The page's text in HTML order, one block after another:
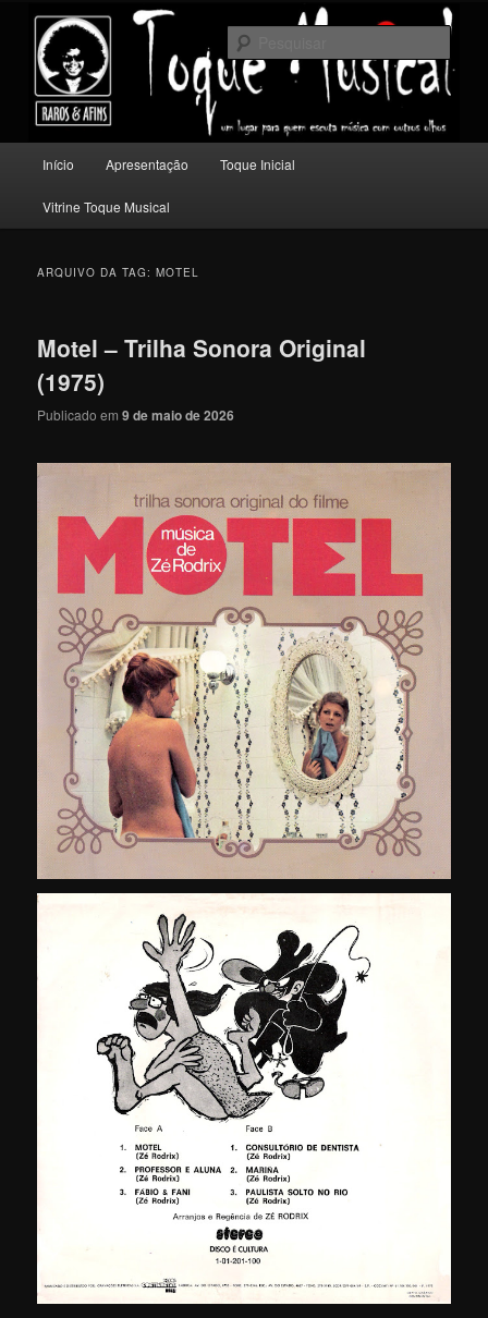
conteúdo
principal
conteúdo
secundário
Toque Musical
Um lugar para quem escuta música com outros olhos.
principal
Início Apresentação Toque Inicial
Vitrine Toque Musical
ARQUIVO DA TAG:MOTEL
Motel – Trilha Sonora Original
(1975)
Publicado em9 de maio de 2026